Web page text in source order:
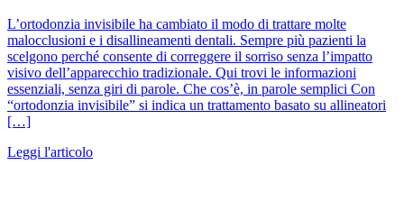
L’ortodonzia invisibile ha cambiato il modo di trattare molte
malocclusioni e i disallineamenti dentali. Sempre più pazienti la
scelgono perché consente di correggere il sorriso senza l’impatto
visivo dell’apparecchio tradizionale. Qui trovi le informazioni
essenziali, senza giri di parole. Che cos’è, in parole semplici Con
“ortodonzia invisibile” si indica un trattamento basato su allineatori
[…]
Leggi l'articolo